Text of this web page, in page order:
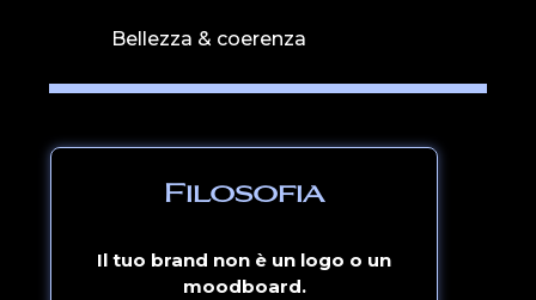
Bellezza & coerenza
Filosofia
Il tuo brand non è un logo o un
moodboard.